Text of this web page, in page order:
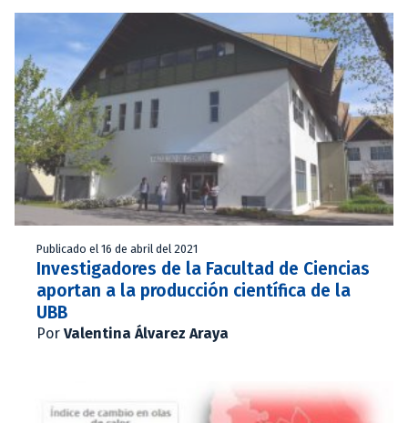
Publicado el 16 de abril del 2021
Investigadores de la Facultad de Ciencias
aportan a la producción científica de la
UBB
Por Valentina Álvarez Araya